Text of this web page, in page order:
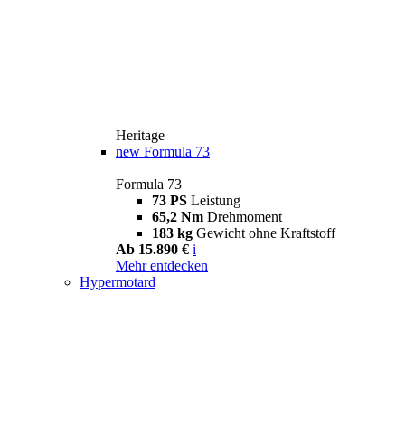
Heritage
new Formula 73
Formula 73
73 PS Leistung
65,2 Nm Drehmoment
183 kg Gewicht ohne Kraftstoff
Ab 15.890 € i
Mehr entdecken
Hypermotard